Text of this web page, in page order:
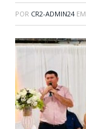
POR CR2-ADMIN24 EM